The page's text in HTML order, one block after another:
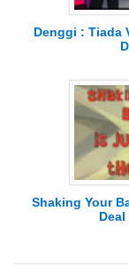
Denggi : Tiada
Shaking Your